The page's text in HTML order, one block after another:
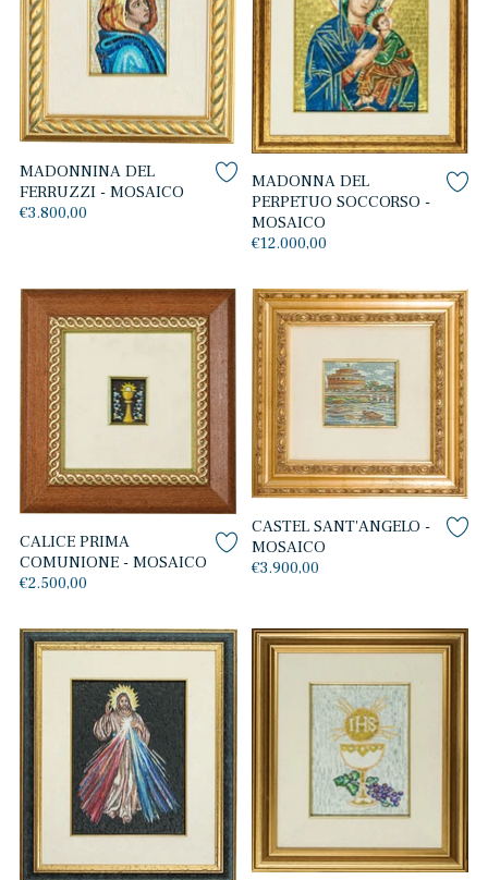
MADONNINA DEL
FERRUZZI - MOSAICO
€3.800,00
MADONNA DEL
PERPETUO SOCCORSO -
MOSAICO
€12.000,00
CALICE PRIMA
COMUNIONE - MOSAICO
€2.500,00
CASTEL SANT'ANGELO -
MOSAICO
€3.900,00